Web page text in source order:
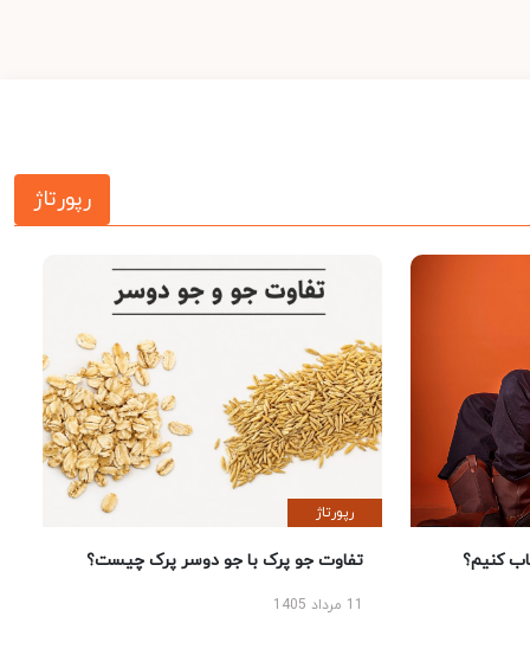
رپورتاژ
کنیم؟
رپورتاژ
تفاوت جو پرک با جو دوسر پرک چیست؟